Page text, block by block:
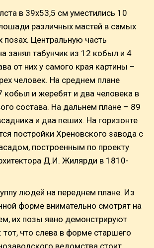
в 39х53,5 см уместились 10
различных мастей в самых
позах. Центральную часть
занял табунчик из 12 кобыл и 4
от них у самого края картины –
человек. На среднем плане
кобыл и жеребят и два человека в
состава. На дальнем плане – 89
и два пеших. На горизонте
постройки Хреновского завода с
построенным по проекту
Д.И. Жилярди в 1810-
людей на переднем плане. Из
форме внимательно смотрят на
их позы явно демонстрируют
что слева в форме старшего
ведомства стоит